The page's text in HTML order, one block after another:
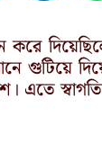
গুটিয়ে
এতে